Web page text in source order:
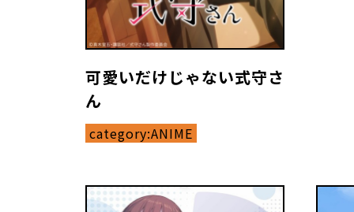
可愛いだけじゃない式守さ
ん
category:ANIME